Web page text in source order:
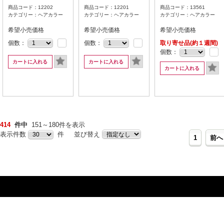
商品コード：12202
カテゴリー：ヘアカラー
希望小売価格
個数：
カートに入れる
商品コード：12201
カテゴリー：ヘアカラー
希望小売価格
個数：
カートに入れる
商品コード：13561
カテゴリー：ヘアカラー
希望小売価格
取り寄せ品(約１週間)
個数：
カートに入れる
414 件中
151～180件を表示
1
前へ
表示件数 件 並び替え